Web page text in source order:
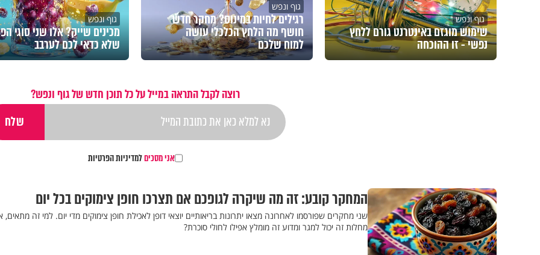
גוף ונפש
שימוש מוגזם באינטרנט גורם ללחץ
נפשי - זו ההוכחה
גוף ונפש
רגילים לחיות במינוס? מחקר חדש
חושף מה הלחץ הכלכלי עושה
למוח שלכם
גוף ונפש
מכינים שייק? אלו שני סוגי
שלא כדאי לכם לערבב
רוצה לקבל התראה במייל על כל תוכן חדש של גוף ונפש?
אני מסכיםלמדיניות הפרטיות
המחקר קובע: זה מה שיקרה לגופכם אם תצרכו חופן צימוקים בכל יום
שני מחקרים שפורסמו לאחרונה מצאו יתרונות בריאותיים יוצאי דופן לאכילת חופן צימוקים מדי יום. למי זה מתאים,
מחלות זה יכול למגר ומדוע זה מומלץ אפילו לחולי סוכרת?